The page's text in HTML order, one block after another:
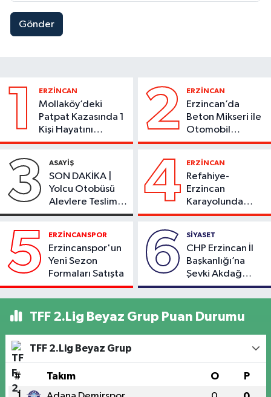
Gönder
1 ERZİNCAN
Mollaköy’deki
Patpat Kazasında 1
Kişi Hayatını
Kaybetti
2 ERZİNCAN
Erzincan’da
Beton Mikseri ile
Otomobil
Çarpıştı
3 ASAYİŞ
SON DAKİKA |
Yolcu Otobüsü
Alevlere Teslim
Oldu
4 ERZİNCAN
Refahiye-
Erzincan
Karayolunda
Kaza: Otomobil
2 Kişi Yaralandı
5 ERZİNCANSPOR
Erzincanspor'un
Yeni Sezon
Formaları Satışta
6 SİYASET
CHP Erzincan İl
Başkanlığı’na
Şevki Akdağ
Atandı!
TFF 2.Lig Beyaz Grup Puan Durumu
TFF 2.Lig Beyaz Grup
# Takım O P